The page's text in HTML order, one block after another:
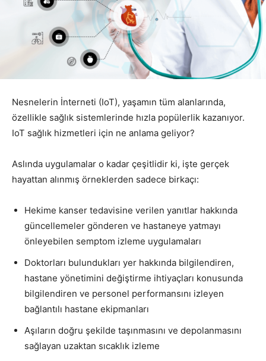
Nesnelerin İnterneti (IoT), yaşamın tüm alanlarında,
özellikle sağlık sistemlerinde hızla popülerlik kazanıyor.
IoT sağlık hizmetleri için ne anlama geliyor?
Aslında uygulamalar o kadar çeşitlidir ki, işte gerçek
hayattan alınmış örneklerden sadece birkaçı:
Hekime kanser tedavisine verilen yanıtlar hakkında
güncellemeler gönderen ve hastaneye yatmayı
önleyebilen semptom izleme uygulamaları
Doktorları bulundukları yer hakkında bilgilendiren,
hastane yönetimini değiştirme ihtiyaçları konusunda
bilgilendiren ve personel performansını izleyen
bağlantılı hastane ekipmanları
Aşıların doğru şekilde taşınmasını ve depolanmasını
sağlayan uzaktan sıcaklık izleme